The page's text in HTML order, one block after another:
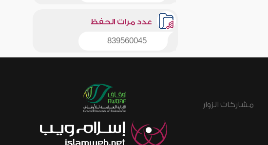
عدد مرات الحفظ
839560045
مشاركات الزوار